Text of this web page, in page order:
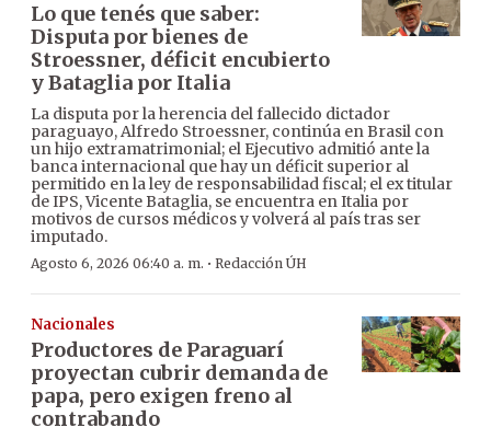
Lo que tenés que saber:
Disputa por bienes de
Stroessner, déficit encubierto
y Bataglia por Italia
La disputa por la herencia del fallecido dictador
paraguayo, Alfredo Stroessner, continúa en Brasil con
un hijo extramatrimonial; el Ejecutivo admitió ante la
banca internacional que hay un déficit superior al
permitido en la ley de responsabilidad fiscal; el ex titular
de IPS, Vicente Bataglia, se encuentra en Italia por
motivos de cursos médicos y volverá al país tras ser
imputado.
Agosto 6, 2026 06:40 a. m. · Redacción ÚH
Nacionales
Productores de Paraguarí
proyectan cubrir demanda de
papa, pero exigen freno al
contrabando